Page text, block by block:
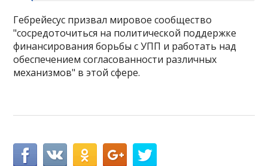
Гебрейесус призвал мировое сообщество
"сосредоточиться на политической поддержке
финансирования борьбы с УПП и работать над
обеспечением согласованности различных
механизмов" в этой сфере.